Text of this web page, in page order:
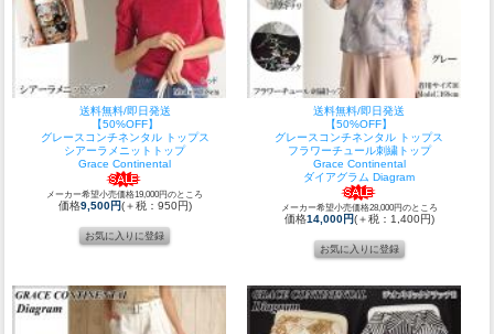
送料無料/即日発送
【50%OFF】
グレースコンチネンタル トップス
シアーラメニットトップ
Grace Continental
メーカー希望小売価格19,000円のところ
価格9,500円(＋税：950円)
送料無料/即日発送
【50%OFF】
グレースコンチネンタル トップス
フラワーチュール刺繍トップ
Grace Continental
ダイアグラム Diagram
メーカー希望小売価格28,000円のところ
価格14,000円(＋税：1,400円)